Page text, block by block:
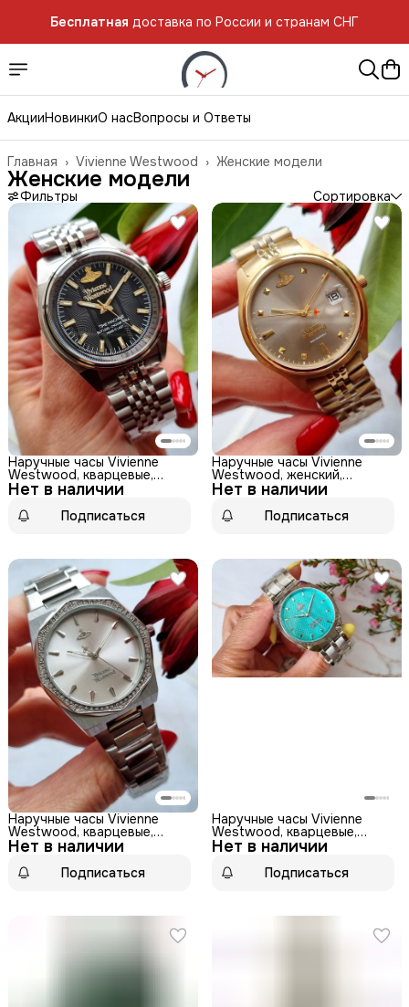
Бесплатная доставка по России и странам СНГ
доставка по России и странам СНГ
АкцииНовинкиО насВопросы и Ответы
Женские модели
Vivienne Westwood ›
Главная ›
Женские модели
Фильтры Сортировка
Нет в наличии
Наручные часы Vivienne
Westwood, кварцевые,
бесшумный механизм,
сталь Подписаться
Нет в наличии
Наручные часы Vivienne
Westwood, женский,
аналоговый циферблат,
Подписаться
Нет в наличии
Наручные часы Vivienne
Westwood, кварцевые,
нержавеющая сталь,
женские, серебристые
Подписаться
Нет в наличии
Наручные часы Vivienne
Westwood, кварцевые,
женские, нержавеющая
сталь
Подписаться